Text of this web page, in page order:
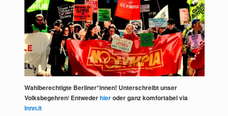
Wahlberechtigte Berliner*innen! Unterschreibt unser
Volksbegehren! Entwederhieroder ganz komfortabel via
Innn.it